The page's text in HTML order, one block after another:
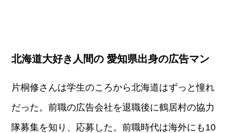
北海道大好き人間の 愛知県出身の広告マン
片桐修さんは学生のころから北海道はずっと憧れ
だった。前職の広告会社を退職後に鶴居村の協力
隊募集を知り、応募した。前職時代は海外にも10